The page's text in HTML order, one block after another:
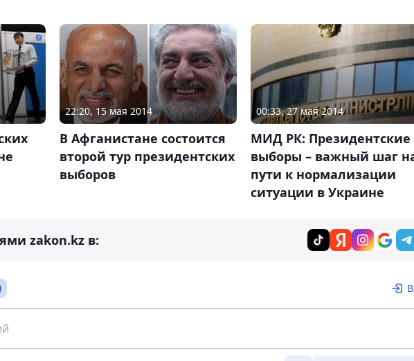
22:20, 15 мая 2014
В Афганистане состоится
второй тур президентских
выборов
00:33, 27 мая 2014
МИД РК: Президентские
выборы – важный шаг
пути к нормализации
ситуации в Украине
zakon.kz в: